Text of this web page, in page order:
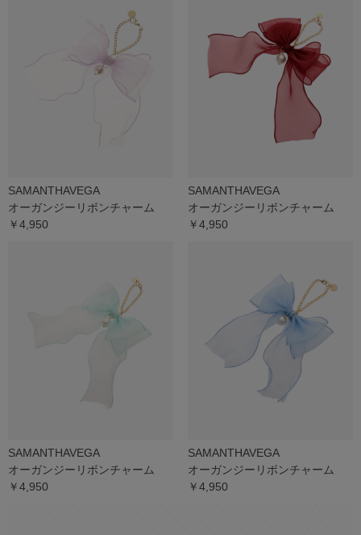
SAMANTHAVEGA
オーガンジーリボンチャーム
￥4,950
SAMANTHAVEGA
オーガンジーリボンチャーム
￥4,950
SAMANTHAVEGA
オーガンジーリボンチャーム
￥4,950
SAMANTHAVEGA
オーガンジーリボンチャーム
￥4,950